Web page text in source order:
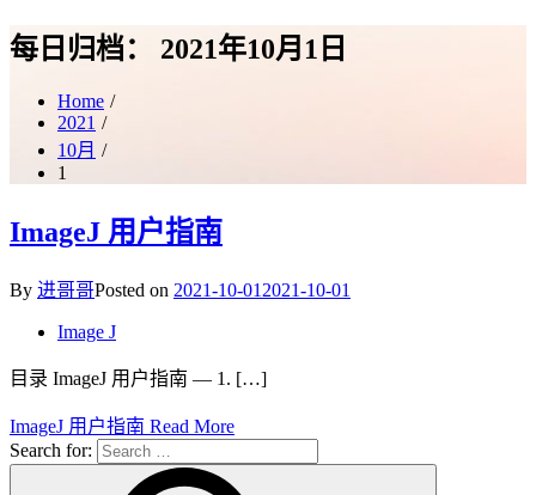
每日归档： 2021年10月1日
Home
2021
10月
1
ImageJ 用户指南
By 进哥哥Posted on 2021-10-01 2021-10-01
Image J
目录 ImageJ 用户指南 — 1. […]
ImageJ 用户指南 Read More
Search for: